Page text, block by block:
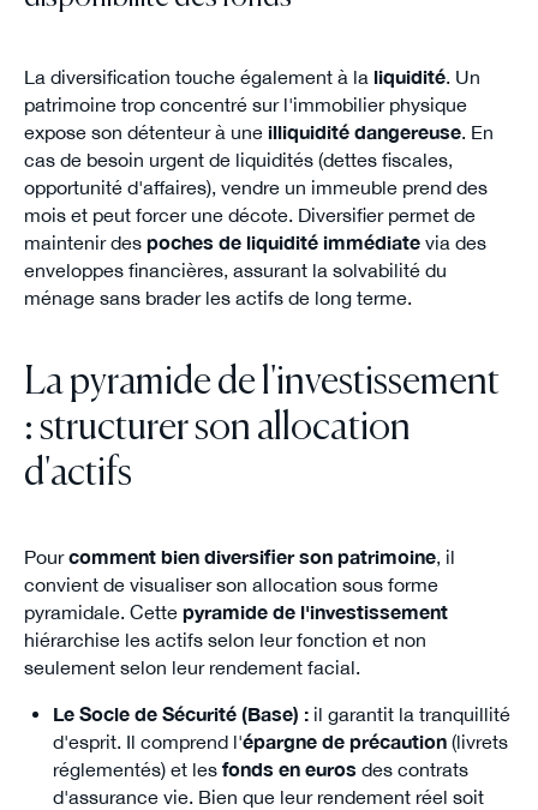
La diversification touche également à la liquidité. Un
patrimoine trop concentré sur l'immobilier physique
expose son détenteur à une illiquidité dangereuse. En
cas de besoin urgent de liquidités (dettes fiscales,
opportunité d'affaires), vendre un immeuble prend des
mois et peut forcer une décote. Diversifier permet de
maintenir des poches de liquidité immédiatevia des
enveloppes financières, assurant la solvabilité du
ménage sans brader les actifs de long terme.
La pyramide de l'investissement
: structurer son allocation
d'actifs
Pourcomment bien diversifier son patrimoine, il
convient de visualiser son allocation sous forme
pyramidale. Cette pyramide de l'investissement
hiérarchise les actifs selon leur fonction et non
seulement selon leur rendement facial.
Le Socle de Sécurité (Base) :il garantit la tranquillité
d'esprit. Il comprend l'épargne de précaution(livrets
réglementés) et les fonds en euros des contrats
d'assurance vie. Bien que leur rendement réel soit